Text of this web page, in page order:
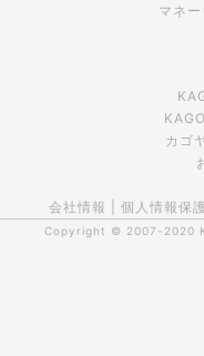
マネ
カゴ
会社情報 個人情報保
Copyright © 2007-2020